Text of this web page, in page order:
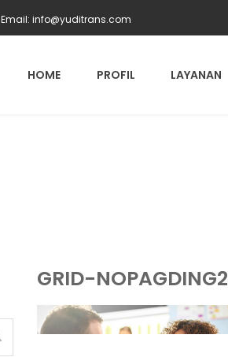
Email: info@yuditrans.com
HOME PROFIL LAYANAN
GRID-NOPAGDING2